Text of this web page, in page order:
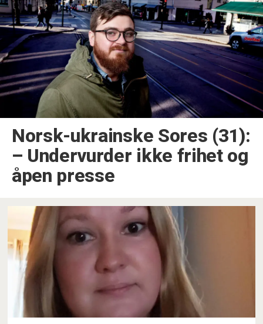
Norsk-ukrainske Sores (31):
–⁠ Undervurder ikke frihet og
åpen presse